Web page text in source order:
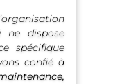
ne dispose
spécifique
confié à